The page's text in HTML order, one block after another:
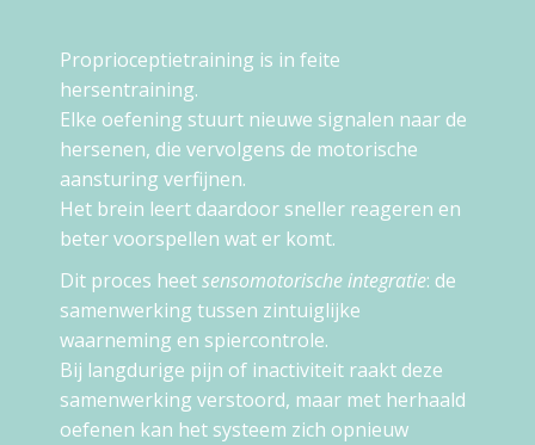
Proprioceptietraining is in feite
hersentraining.
Elke oefening stuurt nieuwe signalen naar de
hersenen, die vervolgens de motorische
aansturing verfijnen.
Het brein leert daardoor sneller reageren en
beter voorspellen wat er komt.
Dit proces heetsensomotorische integratie: de
samenwerking tussen zintuiglijke
waarneming en spiercontrole.
Bij langdurige pijn of inactiviteit raakt deze
samenwerking verstoord, maar met herhaald
oefenen kan het systeem zich opnieuw